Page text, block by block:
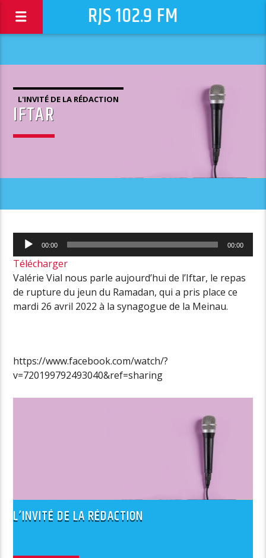
RJS 102.9 FM
L'INVITÉ DE LA RÉDACTION
IFTAR
Lecteur
audio
00:00 00:00
Télécharger
Valérie Vial nous parle aujourd’hui de l’Iftar, le repas
de rupture du jeun du Ramadan, qui a pris place ce
mardi 26 avril 2022 à la synagogue de la Meinau.
https://www.facebook.com/watch/?
v=720199792493040&ref=sharing
L’INVITÉ DE LA RÉDACTION